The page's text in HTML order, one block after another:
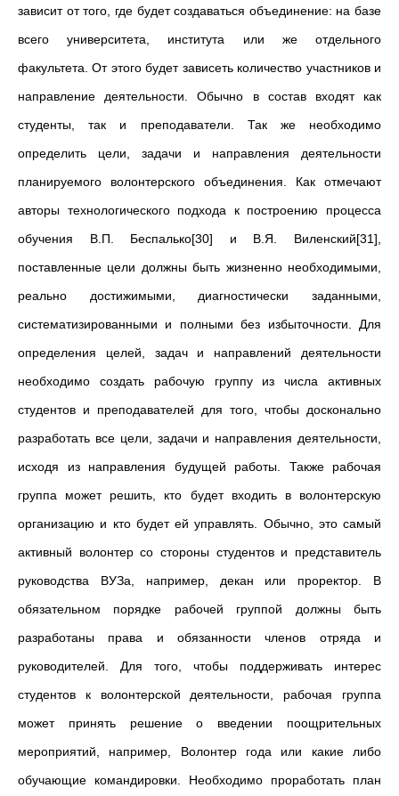
зависит от того, где будет создаваться объединение: на базе
всего университета, института или же отдельного
факультета. От этого будет зависеть количество участников и
направление деятельности. Обычно в состав входят как
студенты, так и преподаватели. Так же необходимо
определить цели, задачи и направления деятельности
планируемого волонтерского объединения. Как отмечают
авторы технологического подхода к построению процесса
обучения В.П. Беспалько[30] и В.Я. Виленский[31],
поставленные цели должны быть жизненно необходимыми,
реально достижимыми, диагностически заданными,
систематизированными и полными без избыточности. Для
определения целей, задач и направлений деятельности
необходимо создать рабочую группу из числа активных
студентов и преподавателей для того, чтобы досконально
разработать все цели, задачи и направления деятельности,
исходя из направления будущей работы. Также рабочая
группа может решить, кто будет входить в волонтерскую
организацию и кто будет ей управлять. Обычно, это самый
активный волонтер со стороны студентов и представитель
руководства ВУЗа, например, декан или проректор. В
обязательном порядке рабочей группой должны быть
разработаны права и обязанности членов отряда и
руководителей. Для того, чтобы поддерживать интерес
студентов к волонтерской деятельности, рабочая группа
может принять решение о введении поощрительных
мероприятий, например, Волонтер года или какие либо
обучающие командировки. Необходимо проработать план